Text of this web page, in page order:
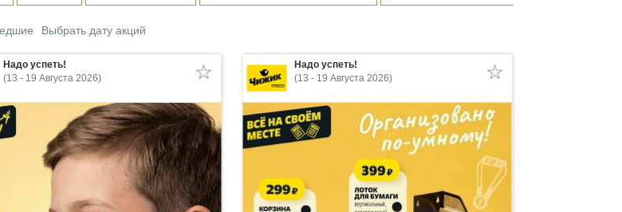
Выбрать дату акций
Надо успеть!
(13 - 19 Августа 2026)
Надо успеть!
(13 - 19 Августа 2026)